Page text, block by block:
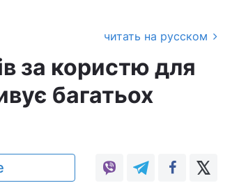
читать на русском
за користю для
багатьох